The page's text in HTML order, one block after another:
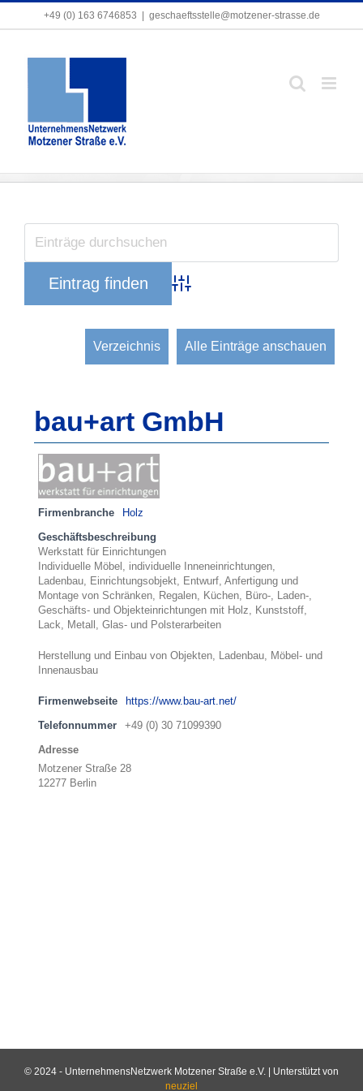
+49 (0) 163 6746853 geschaeftsstelle@motzener-strasse.de
+49 (0) 163 6746853 geschaeftsstelle@motzener-strasse.de
Bild
Advanced Search
Verzeichnis Alle Einträge anschauen
bau+art GmbH
Firmenbranche Holz
Geschäftsbeschreibung
Werkstatt für Einrichtungen
Individuelle Möbel, individuelle Inneneinrichtungen,
Ladenbau, Einrichtungsobjekt, Entwurf, Anfertigung und
Montage von Schränken, Regalen, Küchen, Büro-, Laden-,
Geschäfts- und Objekteinrichtungen mit Holz, Kunststoff,
Lack, Metall, Glas- und Polsterarbeiten
Herstellung und Einbau von Objekten, Ladenbau, Möbel- und
Innenausbau
Firmenwebseite https://www.bau-art.net/
Telefonnummer +49 (0) 30 71099390
Adresse
Motzener Straße 28
12277 Berlin
© 2024 - UnternehmensNetzwerk Motzener Straße e.V. | Unterstützt von
neuziel